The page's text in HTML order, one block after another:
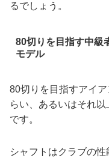
るでしょう。
80切りを目指す中級
モデル
80切りを目指すアイ
らい、あるいはそれ
です。
シャフトはクラブの